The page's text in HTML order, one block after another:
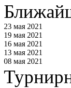
23 мая 2021
19 мая 2021
16 мая 2021
13 мая 2021
08 мая 2021